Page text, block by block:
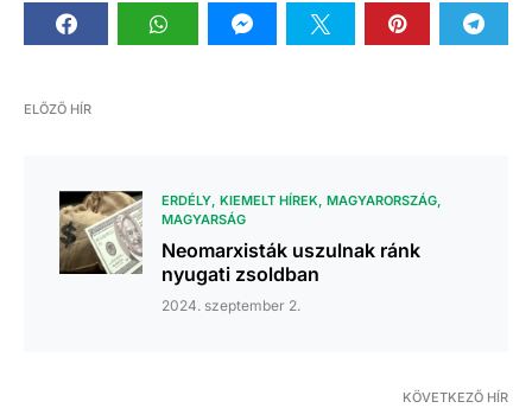
ELŐZŐ HÍR
ERDÉLY KIEMELT HÍREK MAGYARORSZÁG
MAGYARSÁG
Neomarxisták uszulnak ránk
nyugati zsoldban
2024. szeptember 2.
KÖVETKEZŐ HÍR